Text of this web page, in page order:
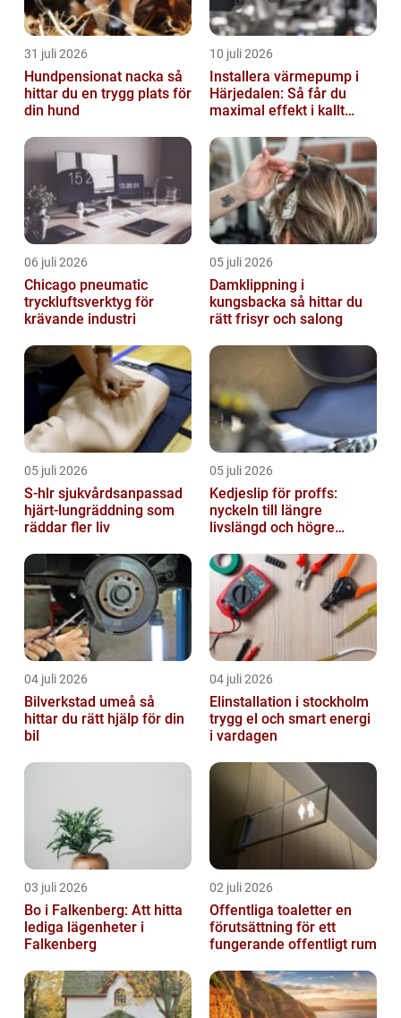
31 juli 2026
Hundpensionat nacka så
hittar du en trygg plats för
din hund
10 juli 2026
Installera värmepump i
Härjedalen: Så får du
maximal effekt i kallt
06 juli 2026
Chicago pneumatic
tryckluftsverktyg för
krävande industri
05 juli 2026
Damklippning i
kungsbacka så hittar du
rätt frisyr och salong
05 juli 2026
S-hlr sjukvårdsanpassad
hjärt-lungräddning som
räddar fler liv
05 juli 2026
Kedjeslip för proffs:
nyckeln till längre
livslängd och högre
04 juli 2026
Bilverkstad umeå så
hittar du rätt hjälp för din
bil
04 juli 2026
Elinstallation i stockholm
trygg el och smart energi
i vardagen
03 juli 2026
Bo i Falkenberg: Att hitta
lediga lägenheter i
Falkenberg
02 juli 2026
Offentliga toaletter en
förutsättning för ett
fungerande offentligt rum